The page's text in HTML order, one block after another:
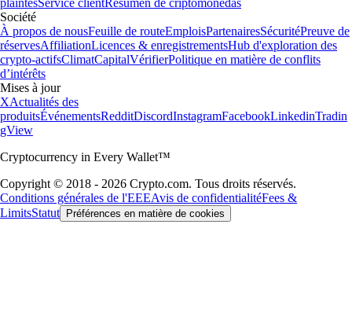
plaintesService clientResumen de criptomonedas
Société
À propos de nousFeuille de routeEmploisPartenairesSécuritéPreuve de
réservesAffiliationLicences & enregistrementsHub d'exploration des
crypto-actifsClimatCapitalVérifierPolitique en matière de conflits
d’intérêts
Mises à jour
XActualités des
produitsÉvénementsRedditDiscordInstagramFacebookLinkedinTradin
gView
Cryptocurrency in Every Wallet™
Copyright © 2018 - 2026 Crypto.com. Tous droits réservés.
Conditions générales de l'EEEAvis de confidentialitéFees &
LimitsStatut Préférences en matière de cookies